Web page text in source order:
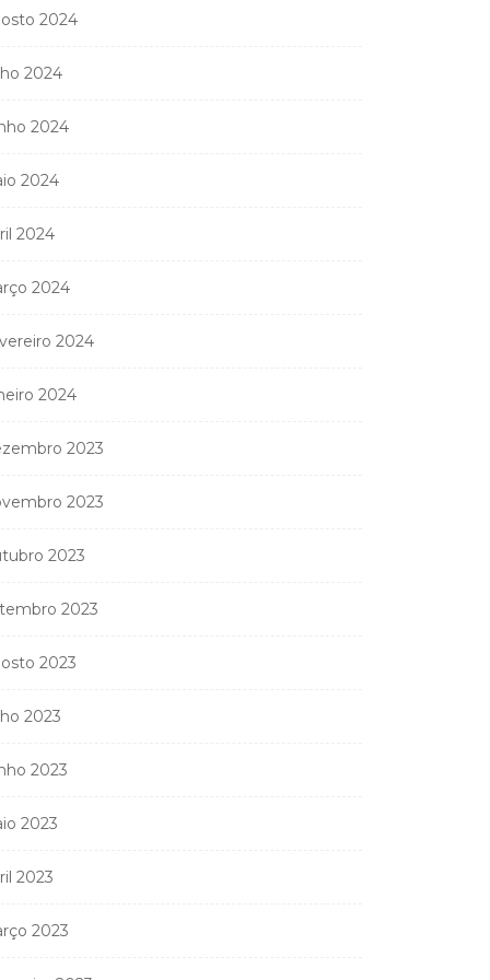
de Junho, 2026
2024
2024
2024
2024
2024
2024
2024
2024
2023
2023
2023
2023
2023
2023
2023
2023
2023
2023